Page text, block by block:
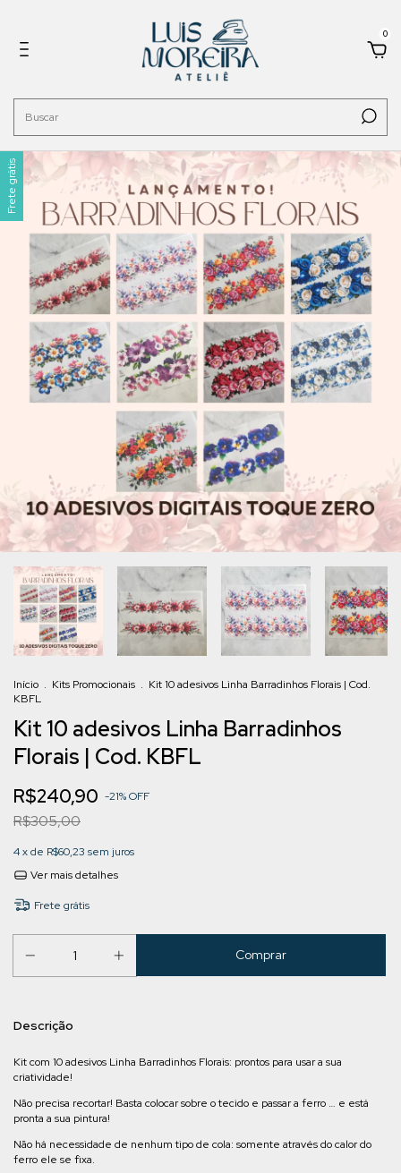
0
Frete grátis
Início . Kits Promocionais . Kit 10 adesivos Linha Barradinhos Florais | Cod.
KBFL
Kit 10 adesivos Linha Barradinhos
Florais | Cod. KBFL
R$240,90 -21%OFF
R$305,00
4x de R$60,23 sem juros
Ver mais detalhes
Frete grátis
Descrição
Kit com 10 adesivos Linha Barradinhos Florais: prontos para usar a sua
criatividade!
Não precisa recortar! Basta colocar sobre o tecido e passar a ferro … e está
pronta a sua pintura!
Não há necessidade de nenhum tipo de cola: somente através do calor do
ferro ele se fixa.